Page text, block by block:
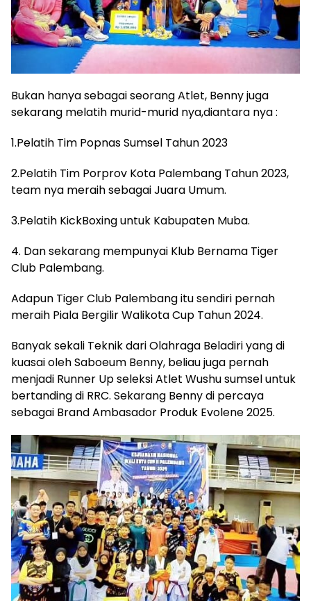
Bukan hanya sebagai seorang Atlet, Benny juga
sekarang melatih murid-murid nya,diantara nya :
1.Pelatih Tim Popnas Sumsel Tahun 2023
2.Pelatih Tim Porprov Kota Palembang Tahun 2023,
team nya meraih sebagai Juara Umum.
3.Pelatih KickBoxing untuk Kabupaten Muba.
4. Dan sekarang mempunyai Klub Bernama Tiger
Club Palembang.
Adapun Tiger Club Palembang itu sendiri pernah
meraih Piala Bergilir Walikota Cup Tahun 2024.
Banyak sekali Teknik dari Olahraga Beladiri yang di
kuasai oleh Saboeum Benny, beliau juga pernah
menjadi Runner Up seleksi Atlet Wushu sumsel untuk
bertanding di RRC. Sekarang Benny di percaya
sebagai Brand Ambasador Produk Evolene 2025.